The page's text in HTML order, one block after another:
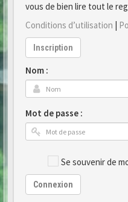
vous de bien lire tout le
Conditions d’utilisation |
Inscription
Nom :
Mot de passe :
Se souvenir de
Connexion